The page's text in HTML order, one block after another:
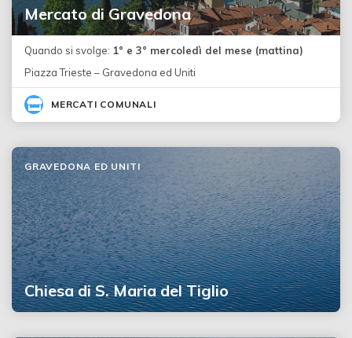
Mercato di Gravedona
Quando si svolge: 1° e 3° mercoledì del mese (mattina)
Piazza Trieste – Gravedona ed Uniti
MERCATI COMUNALI
Chiesa di S. Maria del Tiglio
GRAVEDONA ED UNITI